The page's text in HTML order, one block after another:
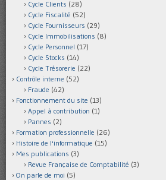
Cycle Clients (28)
Cycle Fiscalité (52)
Cycle Fournisseurs (29)
Cycle Immobilisations (8)
Cycle Personnel (17)
Cycle Stocks (14)
Cycle Trésorerie (22)
Contrôle interne (52)
Fraude (42)
Fonctionnement du site (13)
Appel à contribution (1)
Pannes (2)
Formation professionnelle (26)
Histoire de l'informatique (15)
Mes publications (3)
Revue Française de Comptabilité (3)
On parle de moi (5)